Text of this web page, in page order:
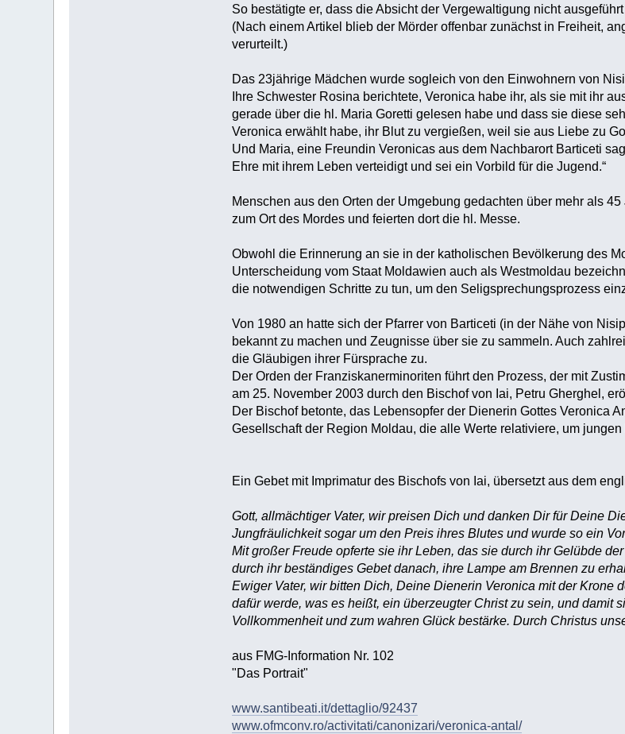
So bestätigte er, dass die Absicht der Vergewaltigung nicht
(Nach einem Artikel blieb der Mörder offenbar zunächst in Freiheit,
verurteilt.)
Das 23jährige Mädchen wurde sogleich von den Einwohnern von
Ihre Schwester Rosina berichtete, Veronica habe ihr, als sie mit ihr
gerade über die hl. Maria Goretti gelesen habe und dass sie diese
Veronica erwählt habe, ihr Blut zu vergießen, weil sie aus Liebe zu
Und Maria, eine Freundin Veronicas aus dem Nachbarort Barticeti
Ehre mit ihrem Leben verteidigt und sei ein Vorbild für die Jugend.“
Menschen aus den Orten der Umgebung gedachten über mehr als
zum Ort des Mordes und feierten dort die hl. Messe.
Obwohl die Erinnerung an sie in der katholischen Bevölkerung des
Unterscheidung vom Staat Moldawien auch als Westmoldau
die notwendigen Schritte zu tun, um den Seligsprechungsprozess
Von 1980 an hatte sich der Pfarrer von Barticeti (in der Nähe von
bekannt zu machen und Zeugnisse über sie zu sammeln. Auch
die Gläubigen ihrer Fürsprache zu.
Der Orden der Franziskanerminoriten führt den Prozess, der mit
am 25. November 2003 durch den Bischof von Iai, Petru Gherghel,
Der Bischof betonte, das Lebensopfer der Dienerin Gottes Veronica
Gesellschaft der Region Moldau, die alle Werte relativiere, um
Ein Gebet mit Imprimatur des Bischofs von Iai, übersetzt aus dem
Gott, allmächtiger Vater, wir preisen Dich und danken Dir für Deine
Jungfräulichkeit sogar um den Preis ihres Blutes und wurde so ein
Mit großer Freude opferte sie ihr Leben, das sie durch ihr Gelübde
durch ihr beständiges Gebet danach, ihre Lampe am Brennen zu
Ewiger Vater, wir bitten Dich, Deine Dienerin Veronica mit der Krone
dafür werde, was es heißt, ein überzeugter Christ zu sein, und damit
Vollkommenheit und zum wahren Glück bestärke. Durch Christus
aus FMG-Information Nr. 102
"Das Portrait"
www.santibeati.it/dettaglio/92437
www.ofmconv.ro/activitati/canonizari/veronica-antal/